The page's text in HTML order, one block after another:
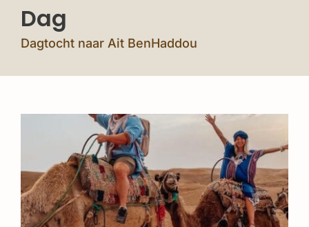
Dag
Dagtocht naar Ait BenHaddou